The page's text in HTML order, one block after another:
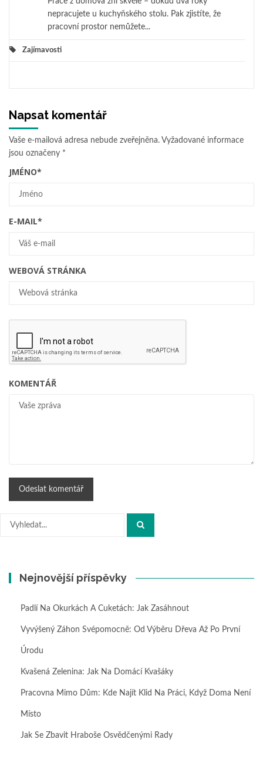
nepracujete u kuchyňského stolu. Pak zjistíte, že
pracovní prostor nemůžete...
Zajímavosti
Napsat komentář
Vaše e-mailová adresa nebude zveřejněna. Vyžadované informace
jsou označeny *
JMÉNO*
E-MAIL*
WEBOVÁ STRÁNKA
KOMENTÁŘ
Hledat:
Nejnovější příspěvky
Padlí Na Okurkách A Cuketách: Jak Zasáhnout
Vyvýšený Záhon Svépomocně: Od Výběru Dřeva Až Po První
Úrodu
Kvašená Zelenina: Jak Na Domácí Kvašáky
Pracovna Mimo Dům: Kde Najít Klid Na Práci, Když Doma Není
Místo
Jak Se Zbavit Hraboše Osvědčenými Rady